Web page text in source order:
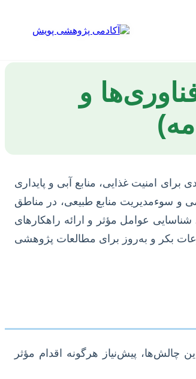
و
امنیت غذایی، منابع آبی و پایداری
و سوءمدیریت منابع طبیعی، در مناطق
عوامل مؤثر و ارائه راهکار‌های
بکر و به‌روز برای مطالعات پژوهشی
چالش‌ها، پیش‌نیاز هرگونه اقدام مؤثر